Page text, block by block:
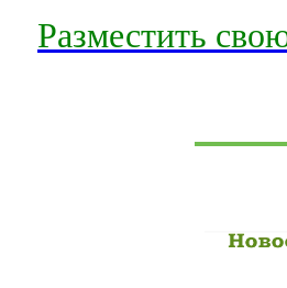
Разместить